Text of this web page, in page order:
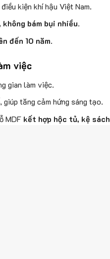
kiện khí hậu Việt Nam.
bám bụi nhiều.
đến 10 năm.
việc
gian làm việc.
tăng cảm hứng sáng tạo.
MDF kết hợp hộc tủ, kệ sách